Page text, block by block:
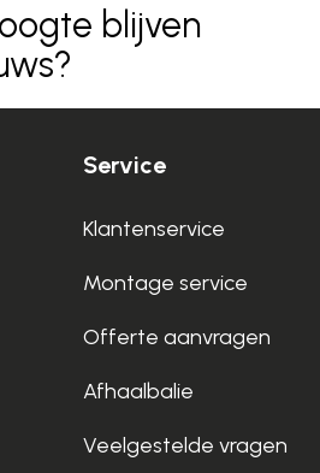
blijven
Service
Klantenservice
Montage service
Offerte aanvragen
Afhaalbalie
Veelgestelde vragen